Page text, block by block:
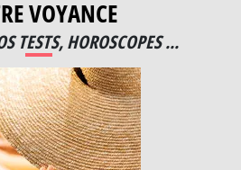
VOYANCE
TESTS, HOROSCOPES ...